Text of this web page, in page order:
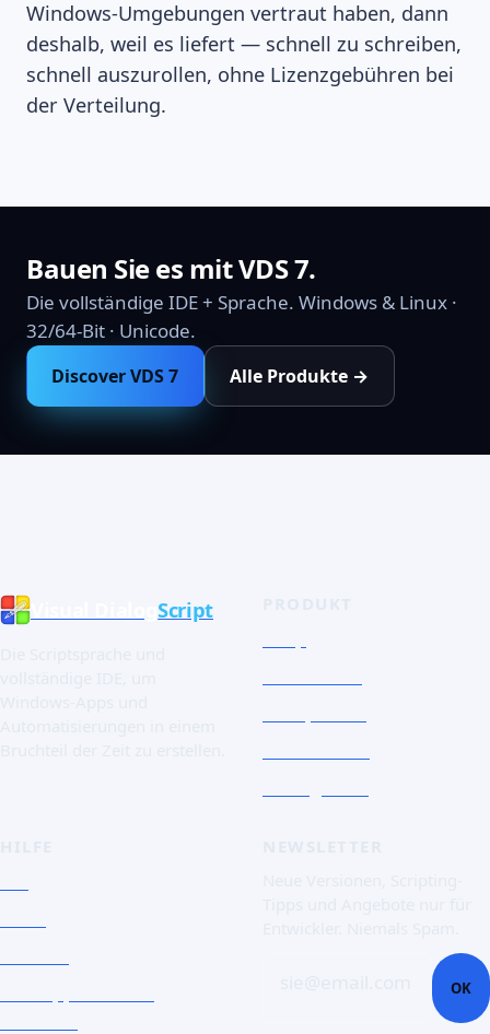
Windows-Umgebungen vertraut haben, dann
deshalb, weil es liefert — schnell zu schreiben,
schnell auszurollen, ohne Lizenzgebühren bei
der Verteilung.
Bauen Sie es mit VDS 7.
Die vollständige IDE + Sprache. Windows & Linux ·
32/64-Bit · Unicode.
Discover VDS 7 Alle Produkte →
Visual DialogScript
OK